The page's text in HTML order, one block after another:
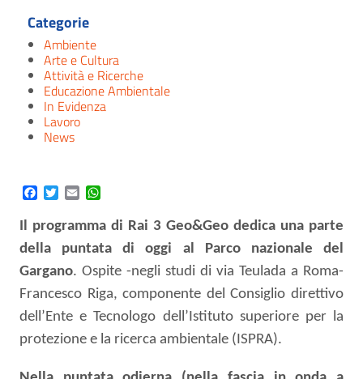
Categorie
Ambiente
Arte e Cultura
Attività e Ricerche
Educazione Ambientale
In Evidenza
Lavoro
News
Facebook
Twitter
Email
Il programma di Rai 3 Geo&Geo dedica una parte
della puntata di oggi al Parco nazionale del
Gargano. Ospite -negli studi di via Teulada a Roma-
Francesco Riga, componente del Consiglio direttivo
dell’Ente e Tecnologo dell’Istituto superiore per la
protezione e la ricerca ambientale (ISPRA).